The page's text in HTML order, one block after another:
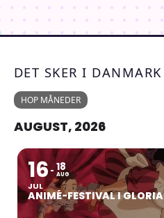
DET SKER I DANMARK
HOP MÅNEDER
AUGUST, 2026
16
JUL
18
AUG
ANIMÉ-FESTIVAL I GLORIA